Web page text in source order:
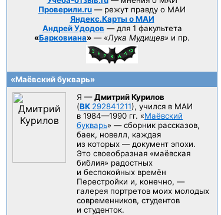
Проверили.ru — режут правду о МАИ
Яндекс.Карты о МАИ
Андрей Удодов — для 1 факультета
«Барковиана» — «Лука Мудищев» и пр.
«Маёвский букварь»
Я —Дмитрий Курилов
(ВК 292841211), учился в МАИ
в 1984—1990 гг. «Маёвский
букварь» — сборник рассказов,
баек, новелл, каждая
из которых — документ эпохи.
Это своеобразная «маёвская
библия» радостных
и беспокойных времён
Перестройки и, конечно, —
галерея портретов моих молодых
современников, студентов
и студенток.